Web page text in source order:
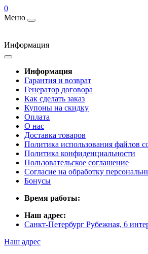
0
Меню
Информация
Информация
Гарантия и возврат
Генератор договора
Как сделать заказ
Купоны на скидку
Оплата
О нас
Доставка товаров
Политика использования файлов
Политика конфиденциальности
Пользовательское соглашение
Согласие на обработку
Бонусы
Время работы:
Наш адрес:
Санкт-Петербург Рубежная, 6
Наш адрес